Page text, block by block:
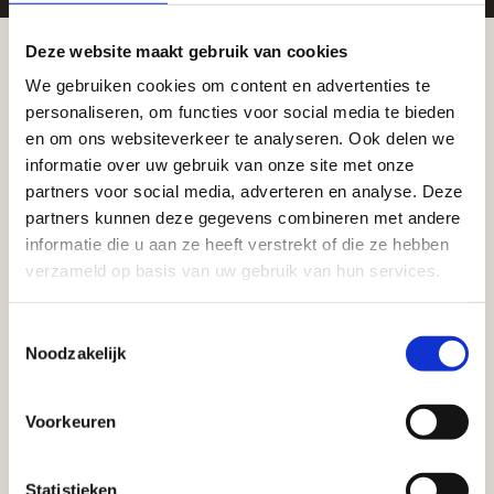
Deze website maakt gebruik van cookies
We gebruiken cookies om content en advertenties te
personaliseren, om functies voor social media te bieden
en om ons websiteverkeer te analyseren. Ook delen we
informatie over uw gebruik van onze site met onze
partners voor social media, adverteren en analyse. Deze
partners kunnen deze gegevens combineren met andere
informatie die u aan ze heeft verstrekt of die ze hebben
verzameld op basis van uw gebruik van hun services.
Noodzakelijk
Voorkeuren
Statistieken
voor zakelijke klanten op zoek naar tuin- en
infraproducten. Als professionele leverancier van
tuinmaterialen bieden wij een breed assortiment
aan producten van topkwaliteit. Lees meer over de
zakelijke mogelijkheden.
Aangepaste openingstijden tijdens de
vakantieperiode
Waardenburg en Vego Dordrecht hanteren tijdens
de vakantieperiode aangepaste openingstijden op
zaterdag. Bekijk de vestigingspagina voor de
actuele openingstijden.
maanden dicht is voor al het wegverkeer, is het fijn
Met vier vestigingen en inspirerende showtuinen